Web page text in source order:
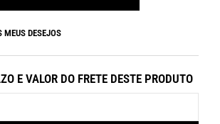
DESEJOS
E VALOR DO FRETE DESTE PRODUTO